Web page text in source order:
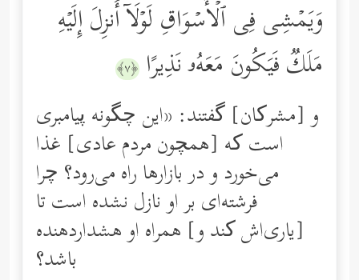
وَیَمۡشِی فِی ٱلۡأَسۡوَاقِ لَوۡلَاۤ أُنزِلَ إِلَیۡهِ
مَلَكࣱ فَیَكُونَ مَعَهُۥ نَذِیرًا ﴿٧﴾
و [مشرکان] گفتند: «این چگونه پیامبری
است که [همچون مردم عادی] غذا
می‌خورد و در بازار‌ها راه می‌رود؟ چرا
فرشته‌ای بر او نازل نشده است تا
[یاری‌اش کند و] همراه او هشدار‌دهنده
باشد؟